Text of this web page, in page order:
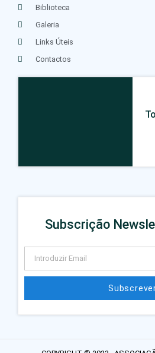
Biblioteca
Galeria
Links Úteis
Contactos
Subscrição